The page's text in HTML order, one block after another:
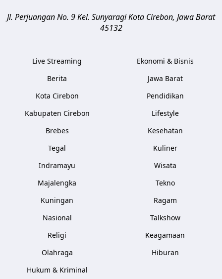
Jl. Perjuangan No. 9 Kel. SunyaragiKota Cirebon, Jawa Barat
45132
Live Streaming
Berita
Kota Cirebon
Kabupaten Cirebon
Brebes
Tegal
Indramayu
Majalengka
Kuningan
Nasional
Religi
Olahraga
Hukum & Kriminal
Ekonomi & Bisnis
Jawa Barat
Pendidikan
Lifestyle
Kesehatan
Kuliner
Wisata
Tekno
Ragam
Talkshow
Keagamaan
Hiburan